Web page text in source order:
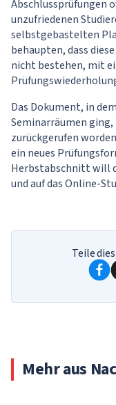
Abschlussprüfungen
unzufriedenen
selbstgebastelten
behaupten, dass
nicht bestehen, mit
Das Dokument, in
Seminarräumen
zurückgerufen
ein neues
Herbstabschnitt will
und auf das Online-
Teile
Mehr aus